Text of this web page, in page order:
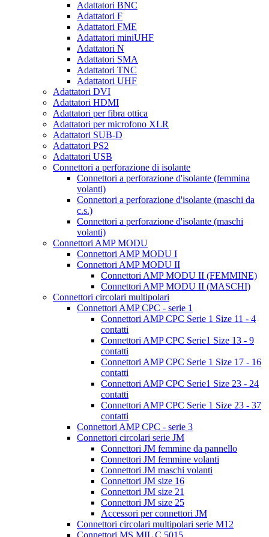
Adattatori BNC
Adattatori F
Adattatori FME
Adattatori miniUHF
Adattatori N
Adattatori SMA
Adattatori TNC
Adattatori UHF
Adattatori DVI
Adattatori HDMI
Adattatori per fibra ottica
Adattatori per microfono XLR
Adattatori SUB-D
Adattatori PS2
Adattatori USB
Connettori a perforazione di isolante
Connettori a perforazione d'isolante (femmina
volanti)
Connettori a perforazione d'isolante (maschi da
c.s.)
Connettori a perforazione d'isolante (maschi
volanti)
Connettori AMP MODU
Connettori AMP MODU I
Connettori AMP MODU II
Connettori AMP MODU II (FEMMINE)
Connettori AMP MODU II (MASCHI)
Connettori circolari multipolari
Connettori AMP CPC - serie 1
Connettori AMP CPC Serie 1 Size 11 - 4
contatti
Connettori AMP CPC Serie1 Size 13 - 9
contatti
Connettori AMP CPC Serie 1 Size 17 - 16
contatti
Connettori AMP CPC Serie1 Size 23 - 24
contatti
Connettori AMP CPC Serie 1 Size 23 - 37
contatti
Connettori AMP CPC - serie 3
Connettori circolari serie JM
Connettori JM femmine da pannello
Connettori JM femmine volanti
Connettori JM maschi volanti
Connettori JM size 16
Connettori JM size 21
Connettori JM size 25
Accessori per connettori JM
Connettori circolari multipolari serie M12